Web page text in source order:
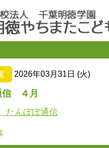
2026年03月31日 (火)
信 ４月
たんぽぽ通信